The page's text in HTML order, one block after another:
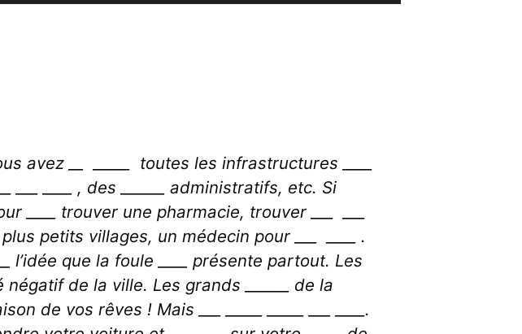
avez __ _____ toutes les infrastructures ____
____ , des ______ administratifs, etc. Si
____ trouver une pharmacie, trouver ___ ___
petits villages, un médecin pour ___ ____ .
l’idée que la foule ____ présente partout. Les
de la ville. Les grands ______ de la
de vos rêves ! Mais ___ _____ _____ ___ ____.